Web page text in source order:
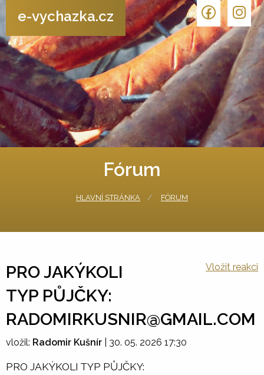
e-vychazka.cz
Fórum
HLAVNÍ STRÁNKA FÓRUM
PRO JAKÝKOLI
TYP PŮJČKY:
RADOMIRKUSNIR@GMAIL.COM
Vložit reakci
vložil: Radomir Kušnír 30. 05. 2026 17:30
PRO JAKÝKOLI TYP PŮJČKY: